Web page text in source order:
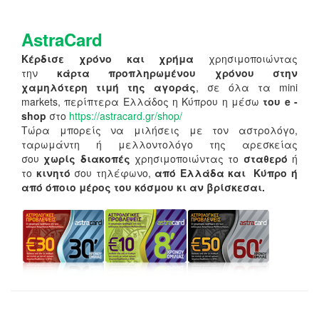
AstraCard
Κέρδισε χρόνο και χρήμα χρησιμοποιώντας
την κάρτα προπληρωμένου χρόνου στην
χαμηλότερη τιμή της αγοράς, σε όλα τα mini
markets, περίπτερα Ελλάδος η Κύπρου η μέσωτου e -
shop στο https://astracard.gr/shop/
Τώρα μπορείς να μιλήσεις με τον αστρολόγο,
ταρωμάντη ή μελλοντολόγο της αρεσκείας
σου χωρίς διακοπές χρησιμοποιώντας το σταθερό ή
το κινητό σου τηλέφωνο,από Ελλάδα και Κύπρο ή
από όποιο μέρος του κόσμου κι αν βρίσκεσαι.